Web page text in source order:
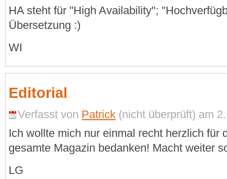
HA steht für "High Availability";
Übersetzung :)
WI
Editorial
Verfasst von Patrick (nicht überprüft) am
Ich wollte mich nur einmal recht herzlich für
gesamte Magazin bedanken! Macht weiter
LG